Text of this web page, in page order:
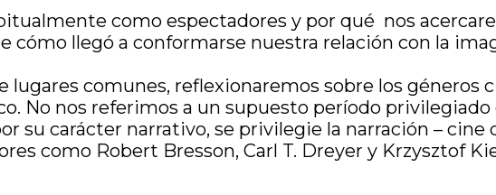
como espectadores y por qué nos
cómo llegó a conformarse nuestra relación con la
comunes, reflexionaremos sobre los géneros
No nos referimos a un supuesto período
su carácter narrativo, se privilegie la narración –
como Robert Bresson, Carl T. Dreyer y Krzysztof